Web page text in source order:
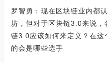
罗智勇：现在区块链业内都
坊，但对于区块链3.0来说
链3.0应该如何来定义？在这
的会是哪些选手